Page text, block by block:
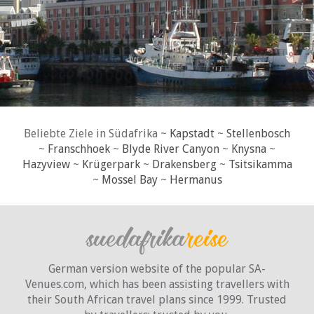
Beliebte Ziele in Südafrika ~ Kapstadt ~ Stellenbosch
~ Franschhoek ~ Blyde River Canyon ~ Knysna ~
Hazyview~ Krügerpark~ Drakensberg~ Tsitsikamma
~ Mossel Bay~ Hermanus
German version website of the popular SA-
Venues.com, which has been assisting travellers with
their South African travel plans since 1999. Trusted